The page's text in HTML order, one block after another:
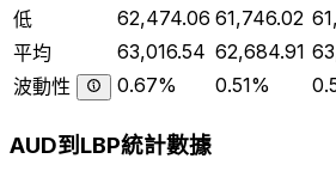
低
62,474.06 61,746.02
平均
63,016.54 62,684.91
波動性
0.67% 0.51%
AUD到LBP統計數據